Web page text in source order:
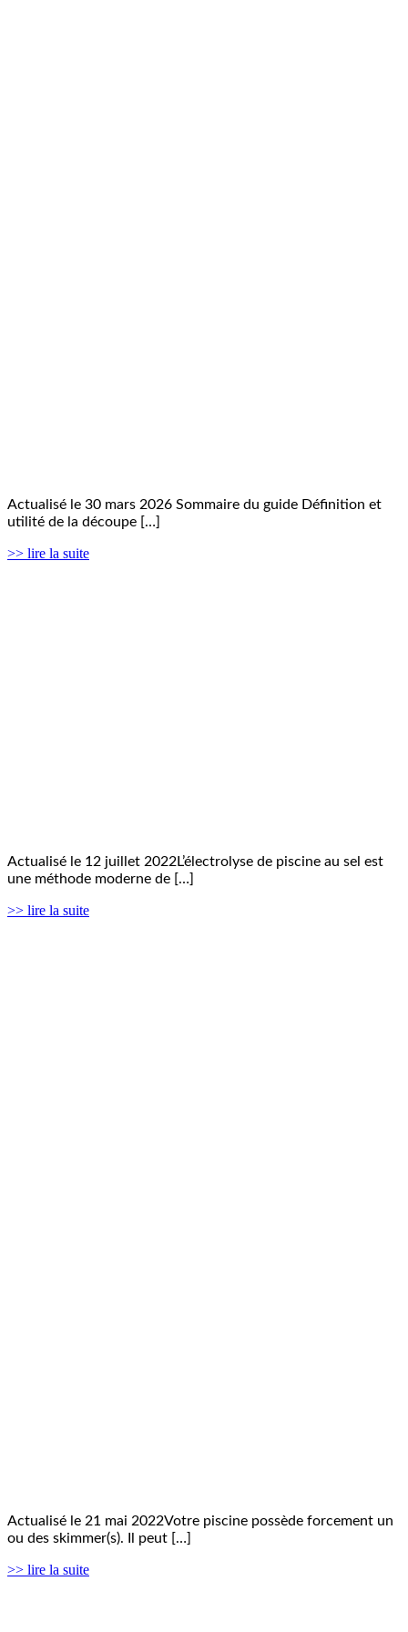
Actualisé le 30 mars 2026 Sommaire du guide Définition et
utilité de la découpe […]
>> lire la suite
Actualisé le 12 juillet 2022L’électrolyse de piscine au sel est
une méthode moderne de […]
>> lire la suite
Actualisé le 21 mai 2022Votre piscine possède forcement un
ou des skimmer(s). Il peut […]
>> lire la suite